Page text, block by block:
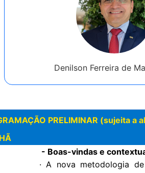
Denilson Ferreira de
PRELIMINAR (sujeita
- Boas-vindas e
· A nova metodologia